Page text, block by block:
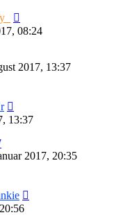
08:24
2017, 13:37
13:37
2017, 20:35